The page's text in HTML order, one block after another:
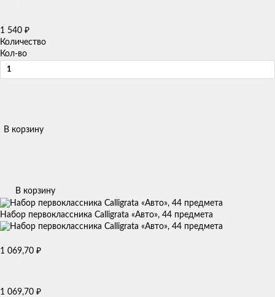
1 540 ₽
Количество
Кол-во
В корзину
В корзину
Набор первоклассника Calligrata «Авто», 44 предмета
1 069,70 ₽
1 069,70 ₽